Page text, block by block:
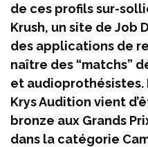
de ces profils sur-
Krush, un site de Job
des applications de
naître des “matchs”
et audioprothésistes.
Krys Audition vient
bronze aux Grands
dans la catégorie